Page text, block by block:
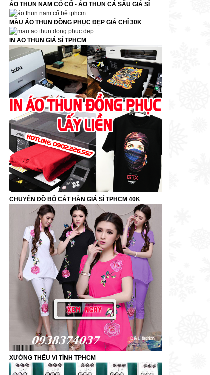
ÁO THUN NAM CÓ CỔ - ÁO THUN CÁ SẤU GIÁ SỈ
MẪU ÁO THUN ĐỒNG PHỤC ĐẸP GIÁ CHỈ 30K
IN AO THUN GIÁ SỈ TPHCM
CHUYÊN ĐỒ BỘ CÁT HÀN GIÁ SỈ TPHCM 40K
XƯỞNG THÊU VI TÍNH TPHCM